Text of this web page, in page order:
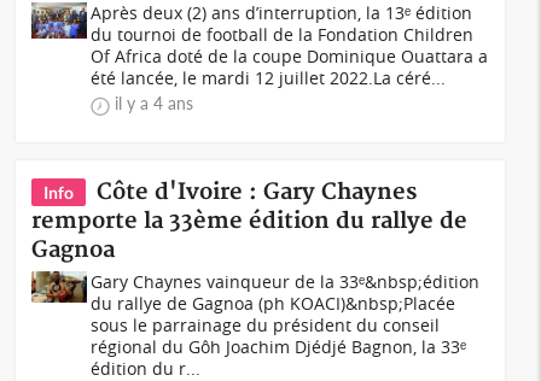
Après deux (2) ans d’interruption, la 13ᵉ édition
du tournoi de football de la Fondation Children
Of Africa doté de la coupe Dominique Ouattara a
été lancée, le mardi 12 juillet 2022.La céré...
il y a 4 ans
Info
Côte d'Ivoire : Gary Chaynes
remporte la 33ème édition du rallye de
Gagnoa
Gary Chaynes vainqueur de la 33ᵉ&nbsp;édition
du rallye de Gagnoa (ph KOACI)&nbsp;Placée
sous le parrainage du président du conseil
régional du Gôh Joachim Djédjé Bagnon, la 33ᵉ
édition du r...